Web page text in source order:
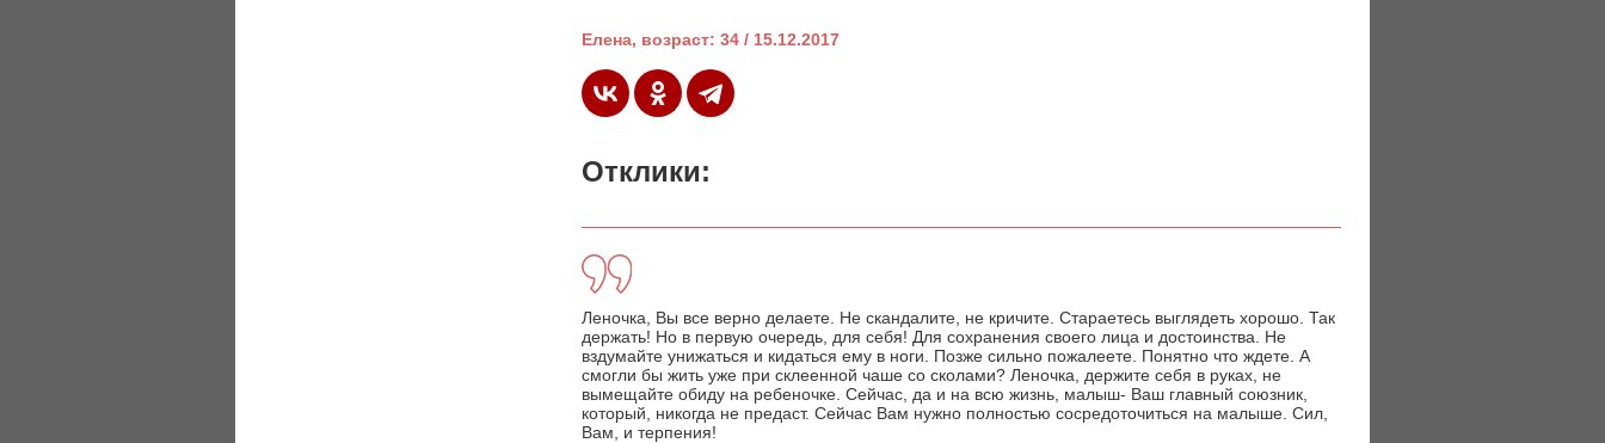
Елена, возраст: 34 / 15.12.2017
Отклики:
Леночка, Вы все верно делаете. Не скандалите, не кричите. Стараетесь выглядеть хорошо. Так
держать! Но в первую очередь, для себя! Для сохранения своего лица и достоинства. Не
вздумайте унижаться и кидаться ему в ноги. Позже сильно пожалеете. Понятно что ждете. А
смогли бы жить уже при склеенной чаше со сколами? Леночка, держите себя в руках, не
вымещайте обиду на ребеночке. Сейчас, да и на всю жизнь, малыш- Ваш главный союзник,
который, никогда не предаст. Сейчас Вам нужно полностью сосредоточиться на малыше. Сил,
Вам, и терпения!